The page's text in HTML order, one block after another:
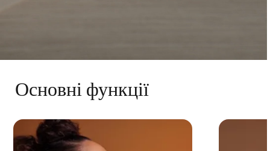
Основні функції